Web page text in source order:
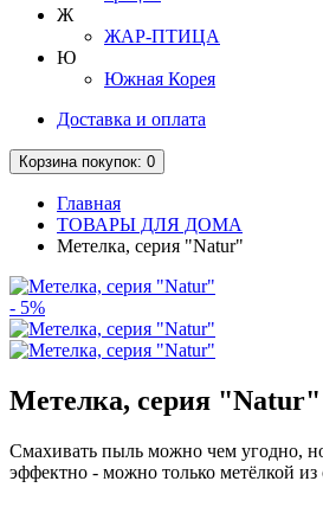
Ж
ЖАР-ПТИЦА
Ю
Южная Корея
Доставка и оплата
Корзинапокупок: 0
Главная
ТОВАРЫ ДЛЯ ДОМА
Метелка, серия "Natur"
- 5%
Метелка, серия "Natur"
Смахивать пыль можно чем угодно,
эффектно - можно только метёлкой из